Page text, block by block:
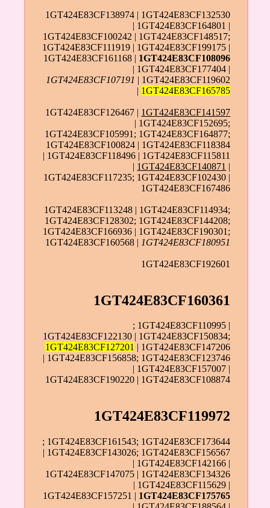
1GT424E83CF138974 | 1GT424E83CF132530
| 1GT424E83CF164801 |
1GT424E83CF100242 | 1GT424E83CF148517;
1GT424E83CF111919 | 1GT424E83CF199175 |
1GT424E83CF161168 | 1GT424E83CF108096
| 1GT424E83CF177404 |
1GT424E83CF107191 | 1GT424E83CF119602
| 1GT424E83CF165785
1GT424E83CF126467 | 1GT424E83CF141597
| 1GT424E83CF152695;
1GT424E83CF105991; 1GT424E83CF164877;
1GT424E83CF100824 | 1GT424E83CF118384
| 1GT424E83CF118496 | 1GT424E83CF115811
| 1GT424E83CF140871 |
1GT424E83CF117235; 1GT424E83CF102430 |
1GT424E83CF167486
1GT424E83CF113248 | 1GT424E83CF114934;
1GT424E83CF128302; 1GT424E83CF144208;
1GT424E83CF166936 | 1GT424E83CF190301;
1GT424E83CF160568 | 1GT424E83CF180951
1GT424E83CF192601
1GT424E83CF160361
; 1GT424E83CF110995 |
1GT424E83CF122130 | 1GT424E83CF150834;
1GT424E83CF127201 | 1GT424E83CF147206
| 1GT424E83CF156858; 1GT424E83CF123746
| 1GT424E83CF157007 |
1GT424E83CF190220 | 1GT424E83CF108874
1GT424E83CF119972
; 1GT424E83CF161543; 1GT424E83CF173644
| 1GT424E83CF143026; 1GT424E83CF156567
| 1GT424E83CF142166 |
1GT424E83CF147075 | 1GT424E83CF134326
| 1GT424E83CF115629 |
1GT424E83CF157251 | 1GT424E83CF175765